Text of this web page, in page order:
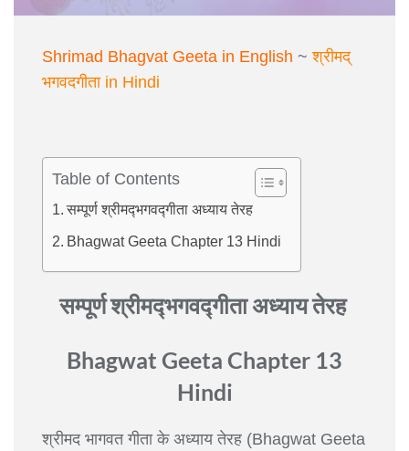
Shrimad Bhagvat Geeta in English ~श्रीमद्
भगवदगीता in Hindi
Table of Contents
सम्पूर्ण श्रीमद्‍भगवद्‍गीता अध्याय तेरह
Bhagwat Geeta Chapter 13 Hindi
सम्पूर्ण श्रीमद्‍भगवद्‍गीताअध्याय तेरह
Bhagwat Geeta Chapter 13
Hindi
श्रीमद भागवत गीता के अध्याय तेरह (Bhagwat Geeta